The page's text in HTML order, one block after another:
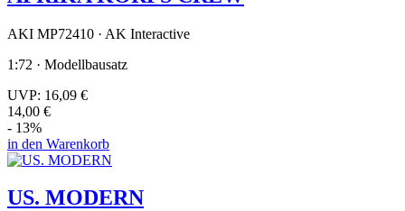
AKI MP72410 · AK Interactive
1:72 · Modellbausatz
UVP: 16,09 €
14,00 €
- 13%
in den Warenkorb
US. MODERN